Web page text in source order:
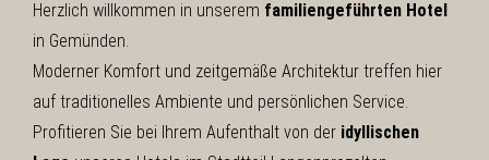
Herzlich willkommen in unserem familiengeführten Hotel
in Gemünden.
Moderner Komfort und zeitgemäße Architektur treffen hier
auf traditionelles Ambiente und persönlichen Service.
Profitieren Sie bei Ihrem Aufenthalt von der idyllischen